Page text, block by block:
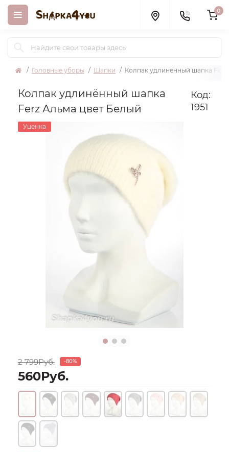
0
Головные уборы Шапки Колпак удлинённый шапка
Колпак удлинённый шапка
Ferz Альма цвет Белый
Код:
1951
Уценка
2 799Руб. -80%
560Руб.